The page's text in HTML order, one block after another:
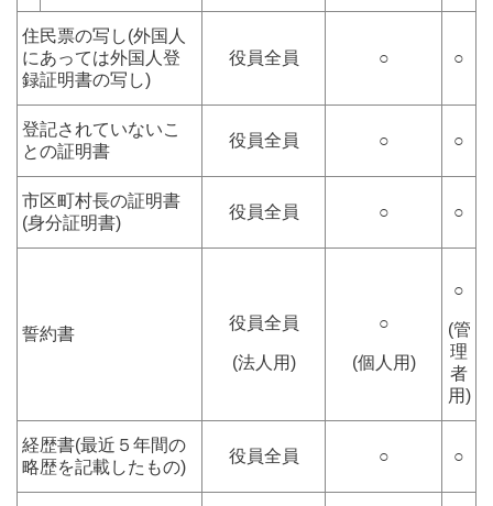
住民票の写し(外国人
にあっては外国人登
録証明書の写し)
役員全員 ○ ○
登記されていないこ
との証明書
役員全員 ○ ○
市区町村長の証明書
(身分証明書)
役員全員 ○ ○
誓約書
役員全員
(法人用)
○
(個人用)
○
(管
理
者
用)
経歴書(最近５年間の
略歴を記載したもの)
役員全員 ○ ○